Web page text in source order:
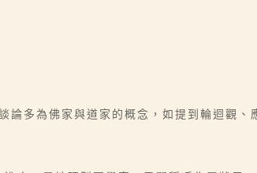
論多為佛家與道家的概念，如提到輪迴觀